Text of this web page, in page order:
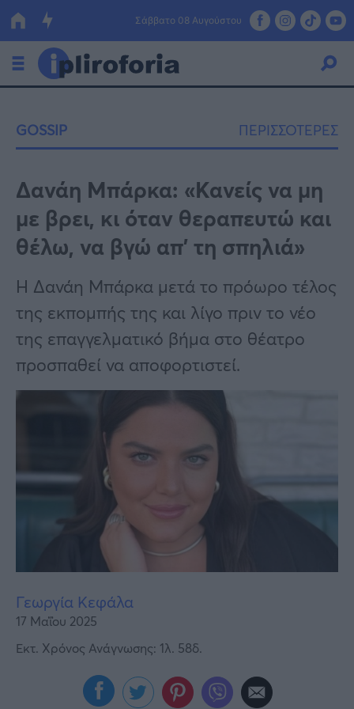
Σάββατο 08 Αυγούστου
Οικονομία
Πολιτική
Τράπεζες
Επιδοτήσεις
ΕΣΠΑ
Κόσμος
Lifestyle
Αθλητικά
Υγεία
Γυναίκα
GOSSIP ΠΕΡΙΣΣΟΤΕΡΕΣ
Δανάη Μπάρκα: «Κανείς να μη
με βρει, κι όταν θεραπευτώ και
θέλω, να βγώ απ’ τη σπηλιά»
Η Δανάη Μπάρκα μετά το πρόωρο τέλος
της εκπομπής της και λίγο πριν το νέο
της επαγγελματικό βήμα στο θέατρο
προσπαθεί να αποφορτιστεί.
Γεωργία Κεφάλα
17 Μαΐου 2025
Εκτ. Χρόνος Ανάγνωσης: 1λ. 58δ.